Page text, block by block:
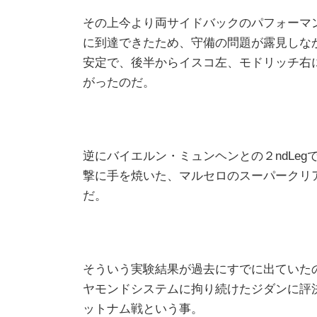
その上今より両サイドバックのパフォー
に到達できたため、守備の問題が露見し
安定で、後半からイスコ左、モドリッチ
がったのだ。
逆にバイエルン・ミュンヘンとの２ndLeg
撃に手を焼いた、マルセロのスーパーク
だ。
そういう実験結果が過去にすでに出てい
ヤモンドシステムに拘り続けたジダンに
ットナム戦という事。